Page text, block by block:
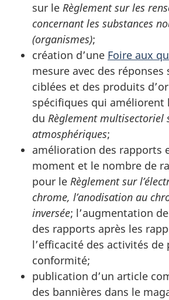
sur le Règlement sur les
concernant les substances
(organismes);
création d’une Foire aux
mesure avec des réponses
ciblées et des produits
spécifiques qui améliorent
du Règlement multisectoriel
atmosphériques;
amélioration des rapports
moment et le nombre de
pour le Règlement sur
chrome, l’anodisation au
inversée; l’augmentation
des rapports après les
l’efficacité des activités
conformité;
publication d’un article
des bannières dans le